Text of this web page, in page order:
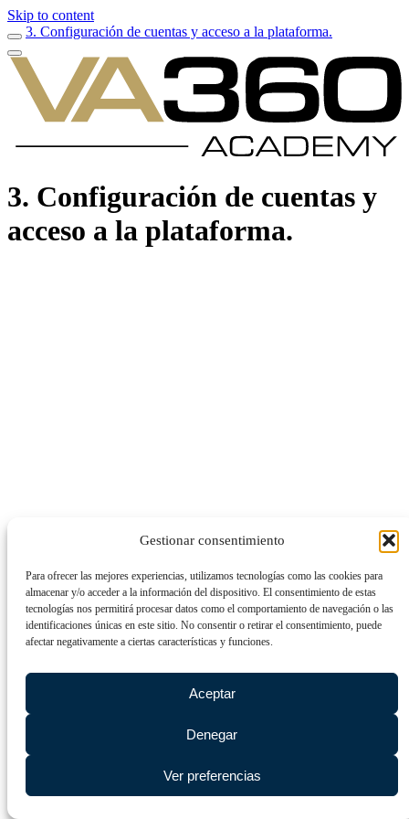
Gestionar consentimiento
Para ofrecer las mejores experiencias, utilizamos tecnologías como las cookies para
almacenar y/o acceder a la información del dispositivo. El consentimiento de estas
tecnologías nos permitirá procesar datos como el comportamiento de navegación o las
identificaciones únicas en este sitio. No consentir o retirar el consentimiento, puede
afectar negativamente a ciertas características y funciones.
Aceptar
Denegar
Ver preferencias
Skip to content
3. Configuración de cuentas y acceso a la plataforma.
3. Configuración de cuentas y
acceso a la plataforma.